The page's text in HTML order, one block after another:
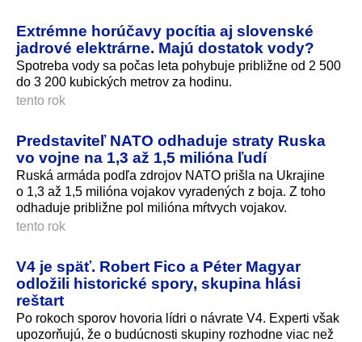
Extrémne horúčavy pocítia aj slovenské
jadrové elektrárne. Majú dostatok vody?
Spotreba vody sa počas leta pohybuje približne od 2 500
do 3 200 kubických metrov za hodinu.
tento rok
Predstaviteľ NATO odhaduje straty Ruska
vo vojne na 1,3 až 1,5 milióna ľudí
Ruská armáda podľa zdrojov NATO prišla na Ukrajine
o 1,3 až 1,5 milióna vojakov vyradených z boja. Z toho
odhaduje približne pol milióna mŕtvych vojakov.
tento rok
V4 je späť. Robert Fico a Péter Magyar
odložili historické spory, skupina hlási
reštart
Po rokoch sporov hovoria lídri o návrate V4. Experti však
upozorňujú, že o budúcnosti skupiny rozhodne viac než